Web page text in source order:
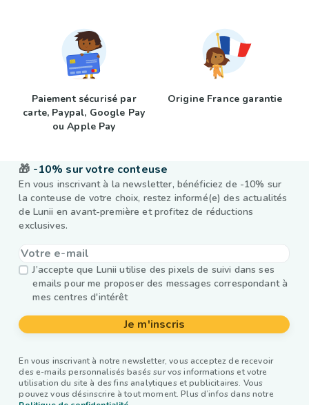
Paiement sécurisé par
carte, Paypal, Google Pay
ou Apple Pay
Origine France garantie
🎁 -10% sur votre conteuse
En vous inscrivant à la newsletter, bénéficiez de -10% sur
la conteuse de votre choix, restez informé(e) des actualités
de Lunii en avant-première et profitez de réductions
exclusives.
J’accepte que Lunii utilise des pixels de suivi dans ses
emails pour me proposer des messages correspondant à
mes centres d'intérêt
Je m'inscris
En vous inscrivant à notre newsletter, vous acceptez de recevoir
des e-mails personnalisés basés sur vos informations et votre
utilisation du site à des fins analytiques et publicitaires. Vous
pouvez vous désinscrire à tout moment. Plus d’infos dans notre